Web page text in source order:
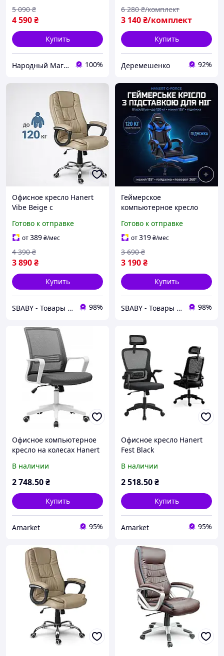
4 590₴
5 090 ₴
Купить
Народный Магазин 100%
кресло из (эко кожи)
3 140₴/комплект
6 280 ₴/комплект
Купить
Деремешенко 92%
Офисное кресло Hanert
Vibe Beige с
функцией качания,
эргономичное
компьютерное кресло до
120 кг
Готово к отправке
от389₴/мес
3 890₴
4 390 ₴
Купить
SBABY - Товары для всей семьи 98%
Геймерское
компьютерное кресло
подставкой для ног черно
синее до 120 кг
Готово к отправке
от319₴/мес
3 190₴
3 690 ₴
Купить
SBABY - Товары для всей семьи 98%
Офисное компьютерное
кресло на колесах Hanert
В наличии
2 748.50₴
Купить
Amarket 95%
Офисное кресло Hanert
Fest Black
В наличии
2 518.50₴
Купить
Amarket 95%